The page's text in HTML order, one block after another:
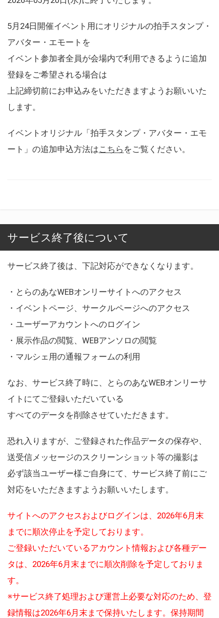
5月24日開催イベント用にオリジナルの拍手スタンプ・
アバター・エモートを
イベント参加者全員が会場内で利用できるように追加
登録をご希望される場合は
上記締切前にお申込みをいただきますようお願いいた
します。
イベントオリジナル「拍手スタンプ・アバター・エモ
ート」の追加申込方法はこちら をご覧ください。
サービス終了後について
サービス終了後は、下記対応ができなくなります。
・とらのあなWEBオンリーサイトへのアクセス
・イベントページ、サークルページへのアクセス
・ユーザーアカウントへのログイン
・展示作品の閲覧、WEBアンソロの閲覧
・マルシェ用の通報フォームの利用
なお、サービス終了時に、とらのあなWEBオンリーサ
イトにてご登録いただいている
すべてのデータを削除させていただきます。
恐れ入りますが、ご登録された作品データの保存や、
送受信メッセージのスクリーンショット等の撮影は
必ず該当ユーザー様ご自身にて、サービス終了前にご
対応をいただきますようお願いいたします。
サイトへのアクセスおよびログインは、2026年6月末
までに順次停止を予定しております。
ご登録いただいているアカウント情報および各種デー
タは、2026年6月末までに順次削除を予定しておりま
す。
※サービス終了処理および運営上必要な対応のため、登
録情報は2026年6月末まで保持いたします。保持期間